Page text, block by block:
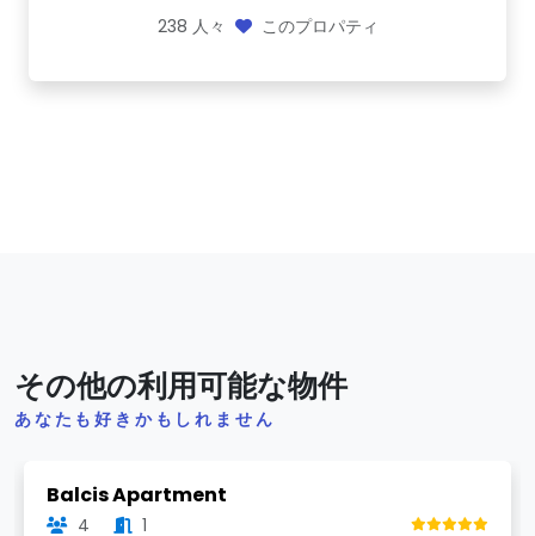
238 人々 このプロパティ
その他の利用可能な物件
あなたも好きかもしれません
Balcis Apartment
4 1